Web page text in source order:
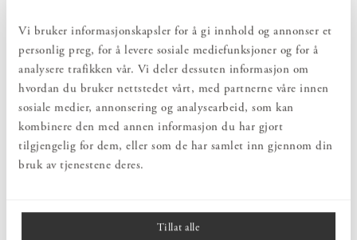
Vi bruker informasjonskapsler for å gi innhold og annonser et
personlig preg, for å levere sosiale mediefunksjoner og for å
analysere trafikken vår. Vi deler dessuten informasjon om
hvordan du bruker nettstedet vårt, med partnerne våre innen
sosiale medier, annonsering og analysearbeid, som kan
kombinere den med annen informasjon du har gjort
tilgjengelig for dem, eller som de har samlet inn gjennom din
bruk av tjenestene deres.
Tillat alle